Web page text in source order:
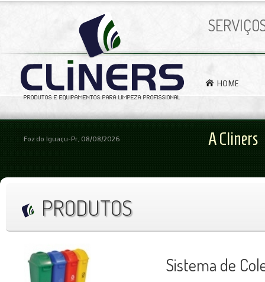
HOME
Foz do Iguaçu-Pr, 08/08/2026 A Cliners
PRODUTOS
Sistema de